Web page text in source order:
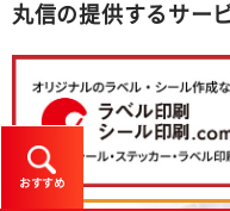
おすすめ
丸信の提供するサー